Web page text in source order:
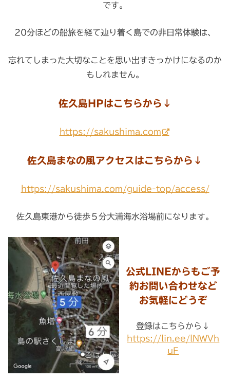
です。
20分ほどの船旅を経て辿り着く島での非日常体験は、
忘れてしまった大切なことを思い出すきっかけになるのか
もしれません。
佐久島HPはこちらから↓
https://sakushima.com
佐久島まなの風アクセスはこちらから↓
https://sakushima.com/guide-top/access/
佐久島東港から徒歩５分大浦海水浴場前になります。
公式LINEからもご予
約お問い合わせなど
お気軽にどうぞ
登録はこちらから↓
https://lin.ee/lNWVh
uF